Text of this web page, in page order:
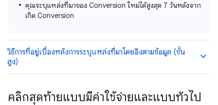
คุณระบุแหล่งที่มาของ Conversion ใหม่ได้สูงสุด 7 วันหลังจาก
เกิด Conversion
วิธีการที่อยู่เบื้องหลังการระบุแหล่งที่มาโดยอิงตามข้อมูล (ขั้น
สูง)
คลิกสุดท้ายแบบมีค่าใช้จ่ายและแบบทั่วไป